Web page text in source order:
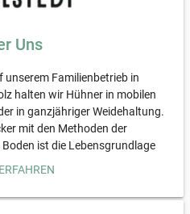
Uns
unserem Familienbetrieb in
halten wir Hühner in mobilen
in ganzjähriger Weidehaltung.
mit den Methoden der
ist die Lebensgrundlage
zu schützen ist uns ein